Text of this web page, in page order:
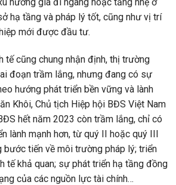
hạ tầng và pháp lý tốt, cũng như vị trí
mới được đầu tư.
tế cũng chung nhận định, thị trường
đoạn trầm lắng, nhưng đang có sự
hướng phát triển bền vững và lành
Khôi, Chủ tịch Hiệp hội BĐS Việt Nam
hết năm 2023 còn trầm lắng, chỉ có
lành mạnh hơn, từ quý II hoặc quý III
bước tiến về môi trường pháp lý; triển
tế khả quan; sự phát triển hạ tầng đồng
của các nguồn lực tài chính…